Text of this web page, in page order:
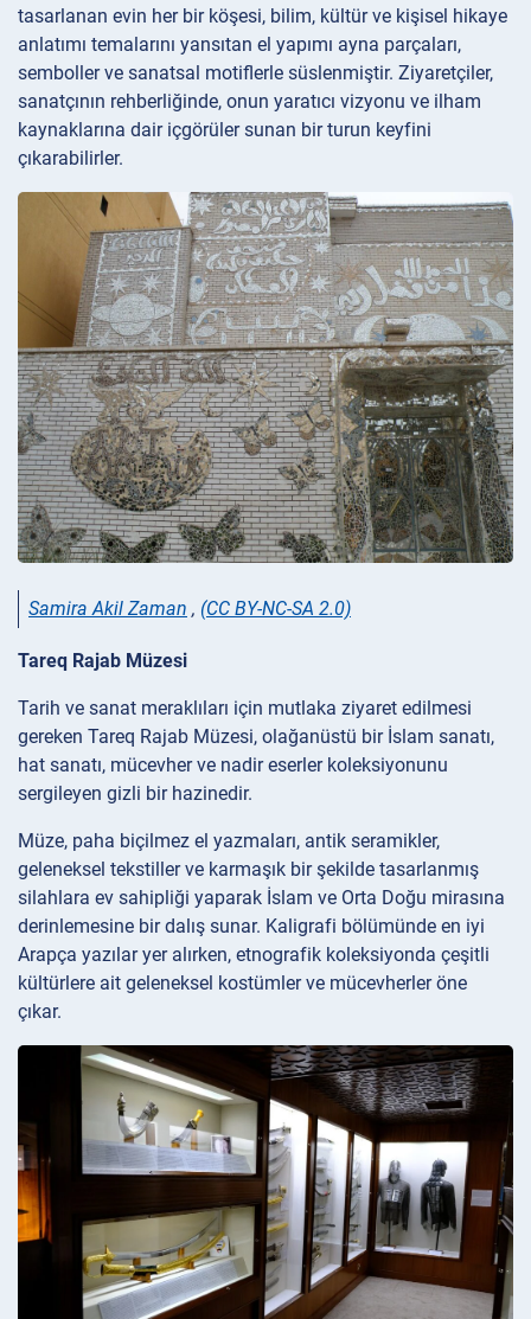
tasarlanan evin her bir köşesi, bilim, kültür ve kişisel hikaye
anlatımı temalarını yansıtan el yapımı ayna parçaları,
semboller ve sanatsal motiflerle süslenmiştir. Ziyaretçiler,
sanatçının rehberliğinde, onun yaratıcı vizyonu ve ilham
kaynaklarına dair içgörüler sunan bir turun keyfini
çıkarabilirler.
Samira Akil Zaman , (CC BY-NC-SA 2.0)
Tareq Rajab Müzesi
Tarih ve sanat meraklıları için mutlaka ziyaret edilmesi
gereken Tareq Rajab Müzesi, olağanüstü bir İslam sanatı,
hat sanatı, mücevher ve nadir eserler koleksiyonunu
sergileyen gizli bir hazinedir.
Müze, paha biçilmez el yazmaları, antik seramikler,
geleneksel tekstiller ve karmaşık bir şekilde tasarlanmış
silahlara ev sahipliği yaparak İslam ve Orta Doğu mirasına
derinlemesine bir dalış sunar. Kaligrafi bölümünde en iyi
Arapça yazılar yer alırken, etnografik koleksiyonda çeşitli
kültürlere ait geleneksel kostümler ve mücevherler öne
çıkar.